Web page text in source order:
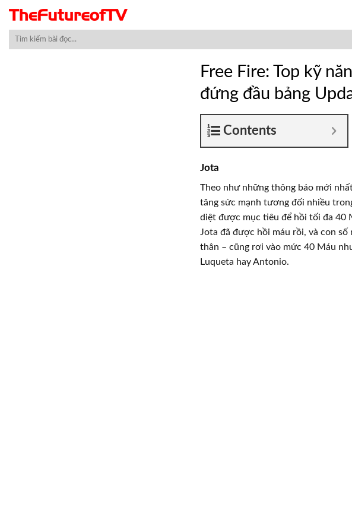
Skip
content
Free Fire: Top kỹ
đứng đầu bảng
Contents
Jota
Theo như những thông báo mới
tăng sức mạnh tương đối nhiều
diệt được mục tiêu để hồi tối đa 40
Jota đã được hồi máu rồi, và con số
thân – cũng rơi vào mức 40 Máu
Luqueta hay Antonio.